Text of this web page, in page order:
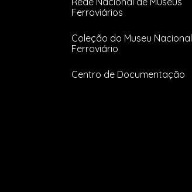
Ferroviários
Coleção do Museu Nacional
Ferroviário
Centro de Documentação